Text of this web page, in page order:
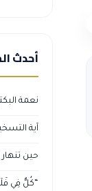
أحدث
نعمة
آية
حين تنهار
“كُلٌّ فِي